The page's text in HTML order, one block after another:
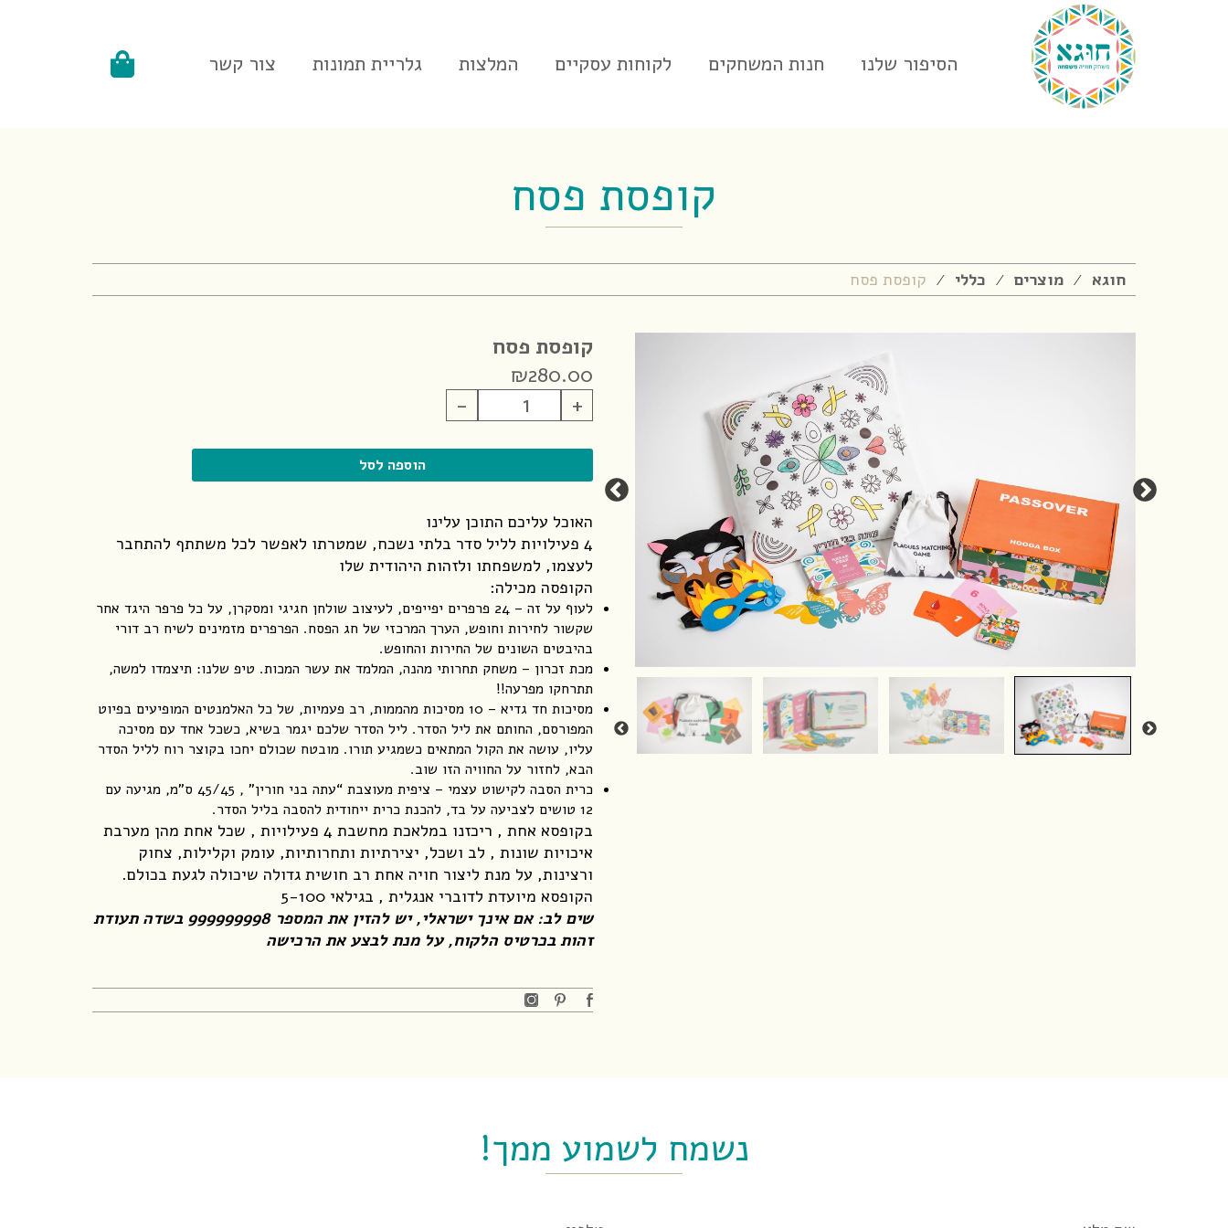
הסיפור שלנו חנות המשחקים לקוחות עסקיים המלצות גלריית תמונות צור קשר
קופסת פסח
חוגא ⁄ מוצרים ⁄ כללי ⁄ קופסת פסח
קופסת פסח
₪280.00
+ של
-
הוספה לסל
האוכל עליכם התוכן עלינו
4 פעילויות לליל סדר בלתי נשכח, שמטרתו לאפשר לכל משתתף להתחבר
לעצמו, למשפחתו ולזהות היהודית שלו
הקופסה מכילה:
לעוף על זה – 24 פרפרים יפייפים, לעיצוב שולחן חגיגי ומסקרן, על כל פרפר היגד אחר
שקשור לחירות וחופש, הערך המרכזי של חג הפסח. הפרפרים מזמינים לשיח רב דורי
בהיבטים השונים של החירות והחופש.
מכת זכרון – משחק תחרותי מהנה, המלמד את עשר המכות. טיפ שלנו: תיצמדו למשה,
תתרחקו מפרעה!!
מסיכות חד גדיא – 10 מסיכות מהממות, רב פעמיות, של כל האלמנטים המופיעים בפיוט
המפורסם, החותם את ליל הסדר. ליל הסדר שלכם יגמר בשיא, כשכל אחד עם מסיכה
עליו, עושה את הקול המתאים כשמגיע תורו. מובטח שכולם יחכו בקוצר רוח לליל הסדר
הבא, לחזור על החוויה הזו שוב.
כרית הסבה לקישוט עצמי – ציפית מעוצבת “עתה בני חורין” , 45/45 ס”מ, מגיעה עם
12 טושים לצביעה על בד, להכנת כרית ייחודית להסבה בליל הסדר.
בקופסא אחת , ריכזנו במלאכת מחשבת 4 פעילויות , שכל אחת מהן מערבת
איכויות שונות , לב ושכל, יצירתיות ותחרותיות, עומק וקלילות, צחוק
ורצינות, על מנת ליצור חויה אחת רב חושית גדולה שיכולה לגעת בכולם.
הקופסא מיועדת לדוברי אנגלית , בגילאי 5-100
שים לב: אם אינך ישראלי, יש להזין את המספר 999999998 בשדה תעודת
זהות בכרטיס הלקוח, על מנת לבצע את הרכישה
נשמח לשמוע ממך!